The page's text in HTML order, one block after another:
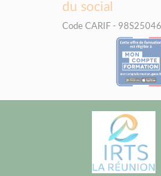
du social
Code CARIF -